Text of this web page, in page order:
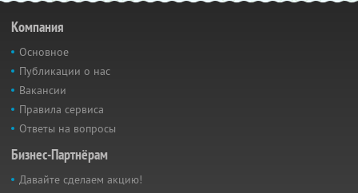
Компания
Основное
Публикации о нас
Вакансии
Правила сервиса
Ответы на вопросы
Бизнес-Партнёрам
Давайте сделаем акцию!